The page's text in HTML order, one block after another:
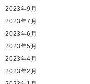
2023年9月
2023年7月
2023年6月
2023年5月
2023年4月
2023年2月